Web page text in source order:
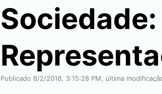
Publicado 8/2/2018, 3:15:28 PM, última